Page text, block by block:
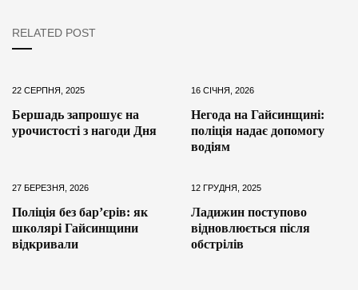
RELATED POST
22 СЕРПНЯ, 2025
Бершадь запрошує на
урочистості з нагоди Дня
16 СІЧНЯ, 2026
Негода на Гайсинщині:
поліція надає допомогу
водіям
27 БЕРЕЗНЯ, 2026
Поліція без бар’єрів: як
школярі Гайсинщини
відкривали
12 ГРУДНЯ, 2025
Ладижин поступово
відновлюється після
обстрілів